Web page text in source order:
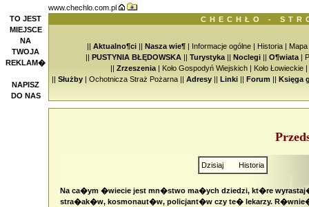
TO JEST
MIEJSCE
NA
TWOJA
REKLAM�
NAPISZ
DO NAS
www.chechlo.com.pl
CHECHŁO -
|| Aktualno¶ci || Nasza wie¶ | Informacje ogólne | Historia | Mapa
|| PUSTYNIA BŁĘDOWSKA || Turystyka || Noclegi || O¶wiata |
|| Zrzeszenia | Koło Gospodyń Wiejskich | Koło Łowieckie |
|| Służby | Ochotnicza Straż Pożarna || Adresy || Linki || Forum || Księga
Dzisiaj Historia
Na ca�ym �wiecie jest mn�stwo ma�ych dziedzi, kt�re
stra�ak�w, kosmonaut�w, policjant�w czy te� lekarzy.